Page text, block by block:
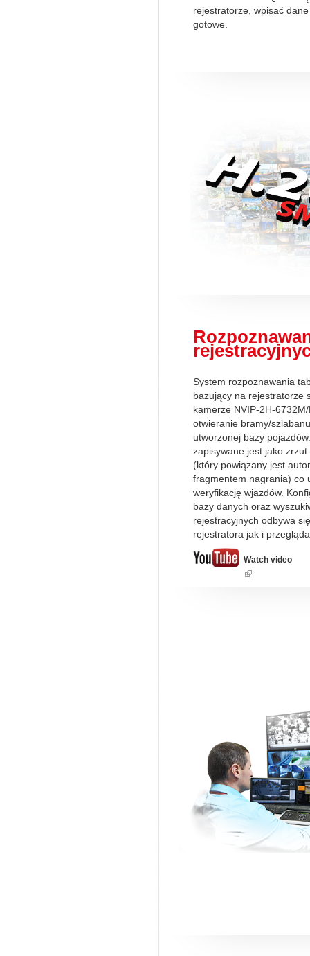
rejestratorze, wpisać
gotowe.
System rozpoznawania
bazujący na rejestratorze
kamerze NVIP-2H-
otwieranie bramy/
utworzonej bazy
zapisywane jest jako
(który powiązany jest
fragmentem nagrania) co
weryfikację wjazdów.
bazy danych oraz
rejestracyjnych odbywa
rejestratora jak i
Watch video
(link